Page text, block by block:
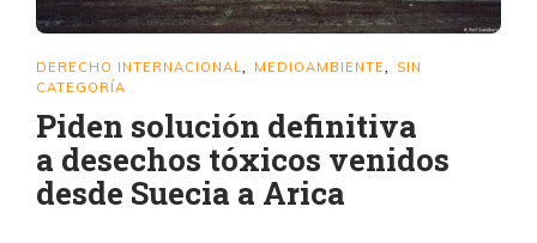
DERECHO INTERNACIONAL MEDIOAMBIENTE
SIN
CATEGORÍA
Piden solución definitiva
a desechos tóxicos venidos
desde Suecia a Arica